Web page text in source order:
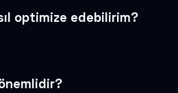
optimize edebilirim?